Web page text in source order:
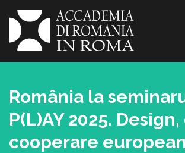
România la
P(L)AY 2025.
cooperare